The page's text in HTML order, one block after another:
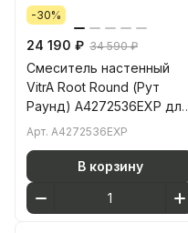
-30%
24 190 ₽ 34 590 ₽
Смеситель настенный
VitrA Root Round (Рут
Раунд) A4272536EXP для
ванны однорычажный
Арт. A4272536EXP
В корзину